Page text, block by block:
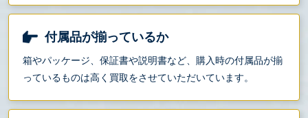
付属品が揃っているか
箱やパッケージ、保証書や説明書など、購入時の付属品が揃
っているものは高く買取をさせていただいています。